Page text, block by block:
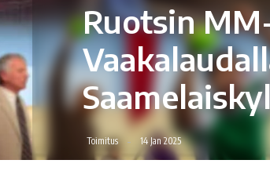
Ruotsin
Toimitus 14 Jan 2025